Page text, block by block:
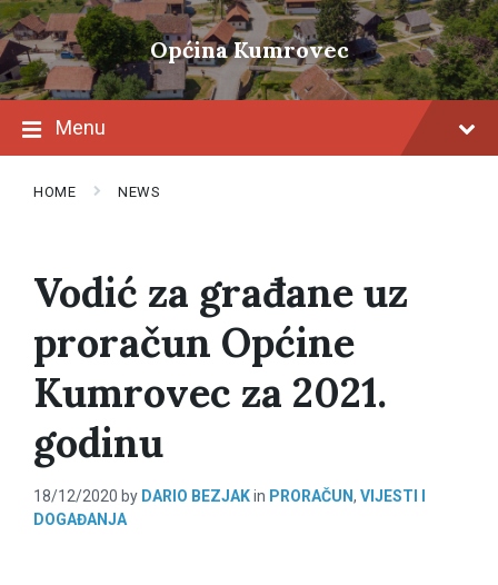
Skip
to
content
Skip
to
main
navigation
Skip
to
footer
Općina Kumrovec
Menu
HOME NEWS
Vodić za građane uz
proračun Općine
Kumrovec za 2021.
godinu
18/12/2020 by DARIO BEZJAKin PRORAČUN, VIJESTI I
DOGAĐANJA